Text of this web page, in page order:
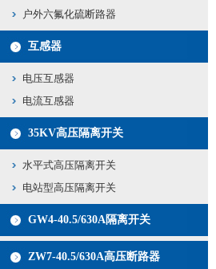
户外六氟化硫断路器
互感器
电压互感器
电流互感器
35KV高压隔离开关
水平式高压隔离开关
电站型高压隔离开关
GW4-40.5/630A隔离开关
ZW7-40.5/630A高压断路器